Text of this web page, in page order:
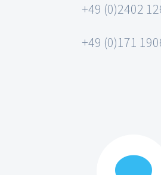
+49 (0)2402
+49 (0)171